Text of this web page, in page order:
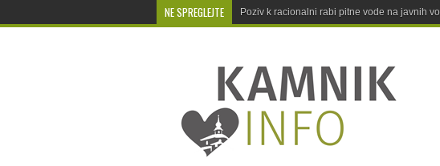
NE SPREGLEJTE Poziv k racionalni rabi pitne vode na javnih